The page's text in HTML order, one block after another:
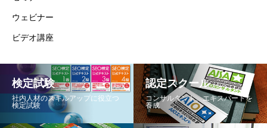
ウェビナー
ビデオ講座
検定試験
社内人材のスキルアップに役立つ
検定試験
認定スクール
コンサルタント、エキスパートを
養成